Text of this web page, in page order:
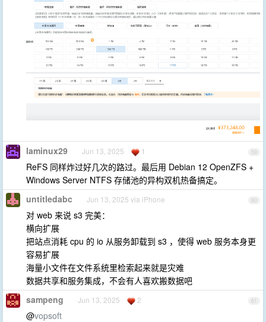
59
laminux29 Jun 13, 2025 1
ReFS 同样炸过好几次的路过。最后用 Debian 12 OpenZFS +
Windows Server NTFS 存储池的异构双机热备搞定。
60
untitledabc Jun 13, 2025 via iPhone
对 web 来说 s3 完美：
横向扩展
把站点消耗 cpu 的 io 从服务卸载到 s3 ，使得 web 服务本身更
容易扩展
海量小文件在文件系统里检索起来就是灾难
数据共享和服务集成，不会有人喜欢搬数据吧
61
sampeng Jun 13, 2025 2
@vopsoft